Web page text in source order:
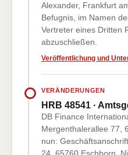
Alexander, Frankfurt
Befugnis, im Namen
Vertreter eines Dritten
abzuschließen.
Veröffentlichung und
VERÄNDERUNGEN
HRB 48541 ·
DB Finance
Mergenthalerallee 77,
nun: